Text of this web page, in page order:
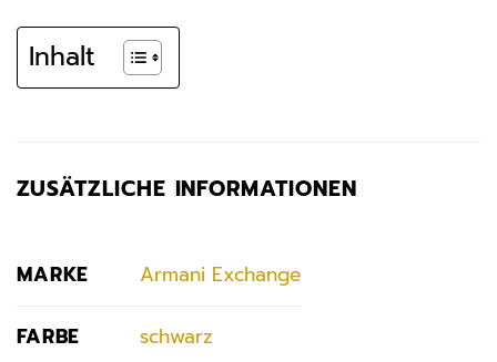
Inhalt
ZUSÄTZLICHE INFORMATIONEN
MARKE Armani Exchange
FARBE schwarz